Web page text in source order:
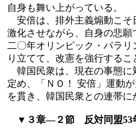
自身も舞い上がっている。
安倍は、排外主義煽動こそ
激化させながら、自身の悲
二〇年オリンピック・パラ
り立てて、改憲を強行する
韓国民衆は、現在の事態に
定め、「ＮＯ！ 安倍」運動
を貫き、韓国民衆との連帯
▼３章―２節 反対同盟53